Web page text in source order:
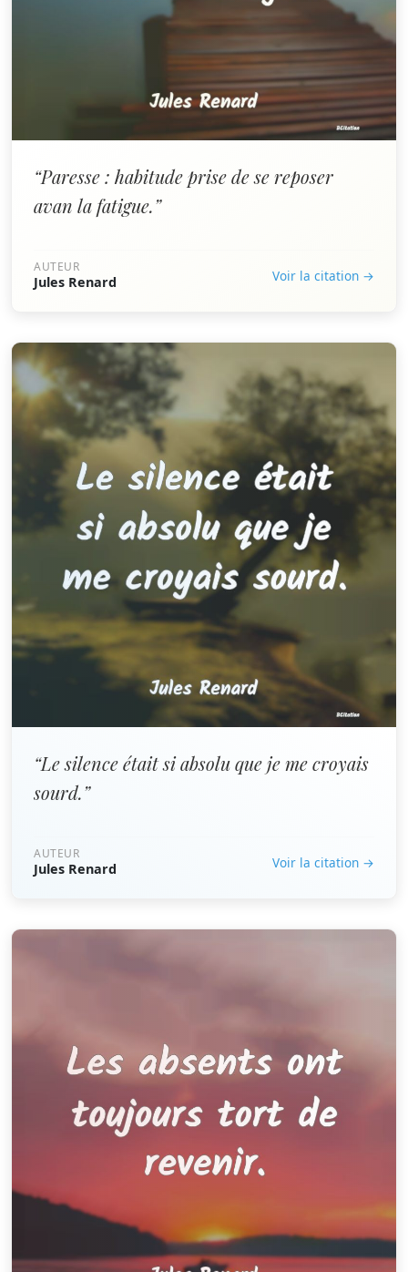
“Paresse : habitude prise de se reposer
avan la fatigue.”
AUTEUR
Jules Renard Voir la citation →
“Le silence était si absolu que je me croyais
sourd.”
AUTEUR
Jules Renard Voir la citation →